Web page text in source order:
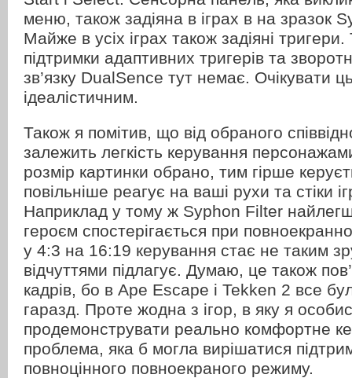
меню, також задіяна в іграх в на зразок
Майже в усіх іграх також задіяні тригери.
підтримки адаптивних тригерів та
зв’язку DualSence тут немає. Очікувати
ідеалістичним.
Також я помітив, що від обраного
залежить легкість керування
розмір картинки обрано, тим гірше
повільніше реагує на ваші рухи та стіки
Наприклад у тому ж Syphon Filter
героєм спостерігається при
у 4:3 на 16:19 керування стає не таким
відчуттями підлагує. Думаю, це також
кадрів, бо в Ape Escape і Tekken 2 все
гаразд. Проте жодна з ігор, в яку я
продемонструвати реально комфортне
проблема, яка б могла вирішатися
повноцінного повноекраного режиму.